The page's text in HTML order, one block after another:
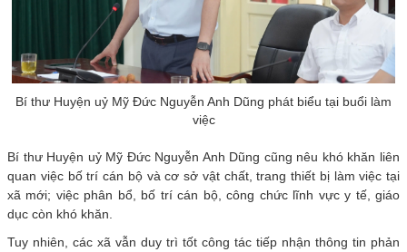
Bí thư Huyện uỷ Mỹ Đức Nguyễn Anh Dũng phát biểu tại buổi làm
việc
Bí thư Huyện uỷ Mỹ Đức Nguyễn Anh Dũng cũng nêu khó khăn liên
quan việc bố trí cán bộ và cơ sở vật chất, trang thiết bị làm việc tại
xã mới; việc phân bổ, bố trí cán bộ, công chức lĩnh vực y tế, giáo
dục còn khó khăn.
Tuy nhiên, các xã vẫn duy trì tốt công tác tiếp nhận thông tin phản